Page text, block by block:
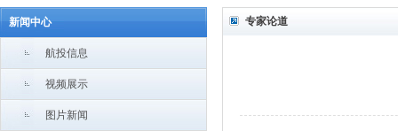
河南航投集团党委理论学习中心组举行集体...
河南航投集团党委理论学习中心组举行集体...
新闻中心
航投信息
视频展示
图片新闻
专家论道